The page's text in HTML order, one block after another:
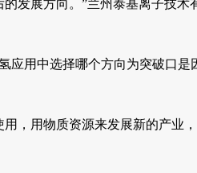
发展方向。”兰州泰基离子技术
应用中选择哪个方向为突破口是
，用物质资源来发展新的产业